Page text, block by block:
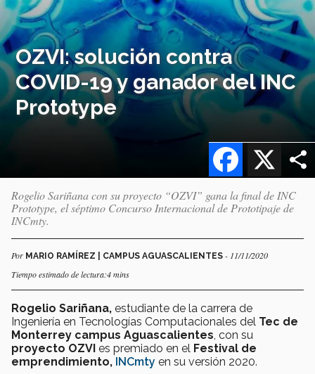
OZVI: solución contra
COVID-19 y ganador del INC
Prototype
X
Facebook
Rogelio Sariñana con su proyecto “OZVI” gana la final de INC
Prototype, el séptimo Concurso Internacional de Prototipaje de
INCmty.
Por MARIO RAMÍREZ | CAMPUS AGUASCALIENTES - 11/11/2020
Tiempo estimado de lectura:4 mins
Rogelio Sariñana, estudiante de la carrera de
Ingeniería en Tecnologías Computacionales del Tec de
Monterrey campus Aguascalientes , con su
proyecto OZVI es premiado en el Festival de
emprendimiento, INCmty en su versión 2020.